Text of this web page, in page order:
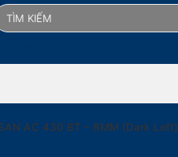
AC 430 BT – 8MM (Dark Loft)